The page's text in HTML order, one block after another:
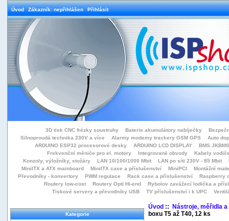
Úvod Zákazník: nepřihlášen Přihlásit
3D tisk CNC frézky soustruhy Baterie akumulátory nabíječky
Silnoproudá technika 230V a více
Alarmy modemy trackery GSM GPS
Auto
ARDUINO ESP32 procesorové desky
ARDUINO LCD DISPLAY
BMS
Frekvenční měniče pro el. motory
Integrované obvody
Kabely
Konzoly, výložníky, stožáry
LAN 10/100/1000 Mbit LAN po síti 230V - 85 Mbit
MiniITX a ATX mainboard
MiniITX case a příslušenství MiniPCI
Montážní
Převodníky - konvertory
PWM regulace Rack case a příslušenství
Raspberry
Routery low-cost
Routery Opti Hi-end
Rybolov zavážecí lodička a přísl
Tiskové servery a převodníky USB
TV příslušenství i k UPC
Kategorie
Úvod:: Nástroje, měřidla a
boxu T5 až T40, 12 ks